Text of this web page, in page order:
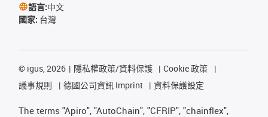
語言:中文
國家: 台灣
© igus, 2026 隱私權政策/資料保護
Cookie 政策
議事規則
德國公司資訊 Imprint 資料保護設定
The terms "Apiro", "AutoChain", "CFRIP", "chainflex",